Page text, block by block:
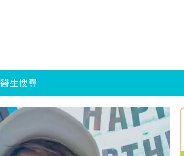
醫生搜尋